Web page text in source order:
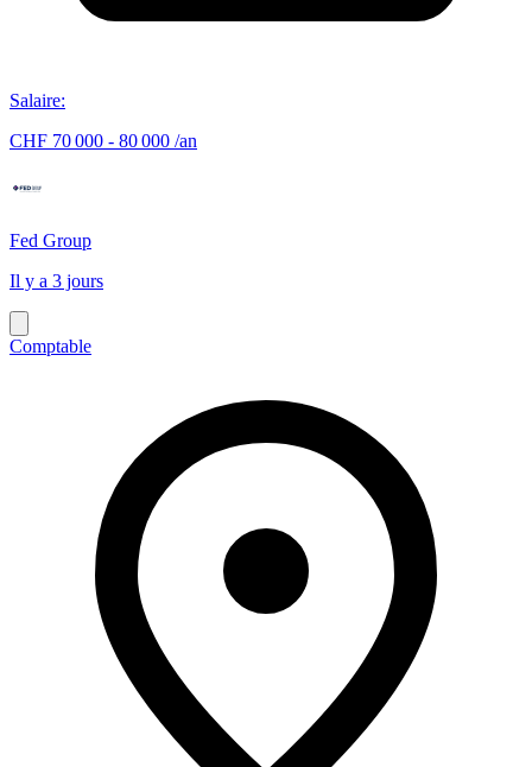
Salaire:
CHF 70 000 - 80 000 /an
Fed Group
Il y a 3 jours
Comptable